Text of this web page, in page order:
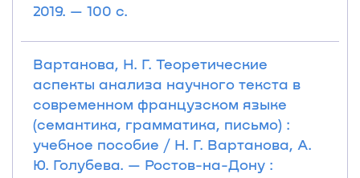
2019. — 100 с.
Вартанова, Н. Г. Теоретические
аспекты анализа научного текста в
современном французском языке
(семантика, грамматика, письмо) :
учебное пособие / Н. Г. Вартанова, А.
Ю. Голубева. — Ростов-на-Дону :